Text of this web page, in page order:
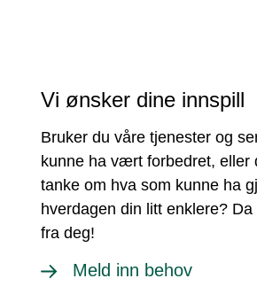
Vi ønsker dine innspill
Bruker du våre tjenester og
kunne ha vært forbedret, eller
tanke om hva som kunne ha
hverdagen din litt enklere?
fra deg!
Meld inn behov